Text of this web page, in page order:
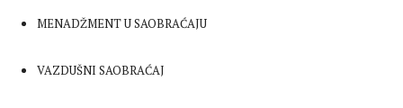
MENADŽMENT U SAOBRAĆAJU
VAZDUŠNI SAOBRAĆAJ